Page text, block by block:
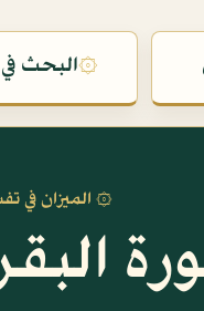
۞البحث
۞ الميزان في